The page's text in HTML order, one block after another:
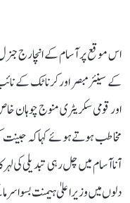
اس موقع پر آسام کے انچارج
کے سینئر مبصر اور کرناٹک کے
اور قومی سکریٹری منوج چوہان
مخاطب ہوتے ہوئے کہا کہ جینت
آنا آسام میں چل رہی تبدیلی کی
دلوں میں وزیر اعلیٰ ہیمنت بسوا